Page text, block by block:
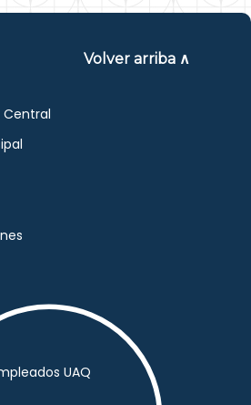
Volver arriba ∧
UAQ